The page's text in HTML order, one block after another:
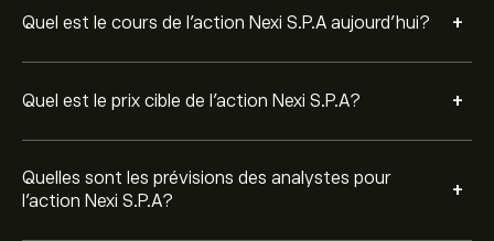
Quel est le cours de l'action Nexi S.P.A aujourd'hui? +
Quel est le prix cible de l'action Nexi S.P.A? +
Quelles sont les prévisions des analystes pour
l'action Nexi S.P.A?
+